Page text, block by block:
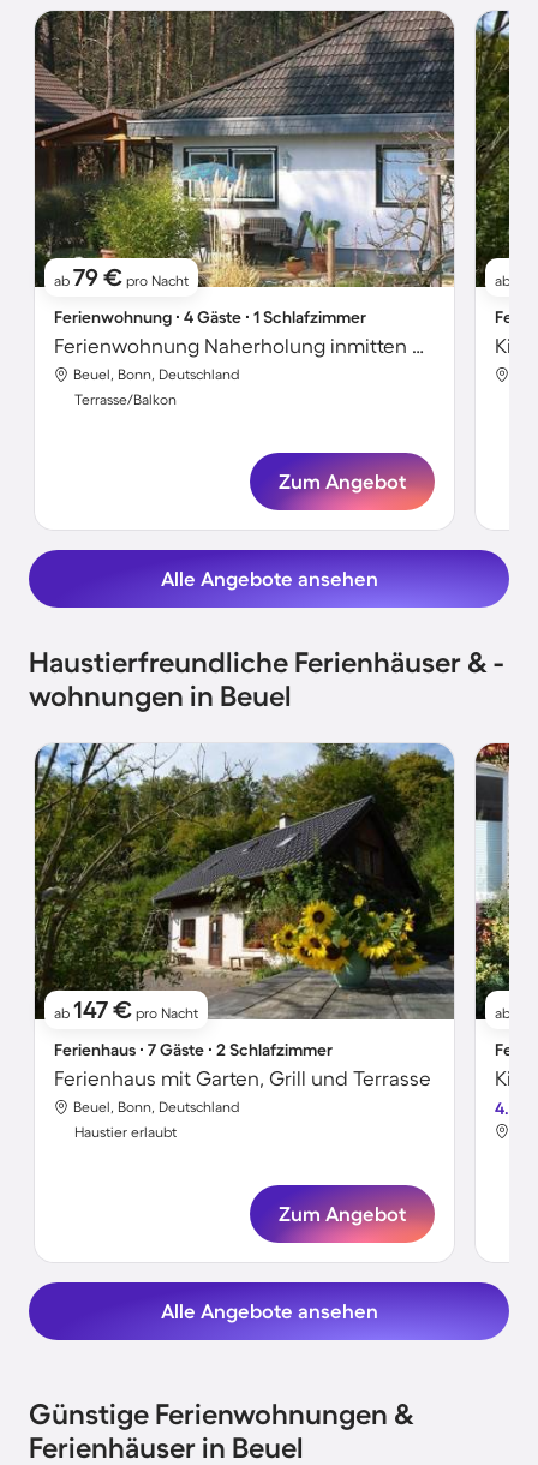
ab 79 € pro Nacht
Ferienwohnung ∙ 4 Gäste ∙ 1 Schlafzimmer
Ferienwohnung Naherholung inmitten der Natur am Rheinsteig
Beuel, Bonn, Deutschland
Terrasse/Balkon
Zum Angebot
ab
Alle Angebote ansehen
Haustierfreundliche Ferienhäuser & -
wohnungen in Beuel
ab 147 € pro Nacht
Ferienhaus ∙ 7 Gäste ∙ 2 Schlafzimmer
Ferienhaus mit Garten, Grill und Terrasse
Beuel, Bonn, Deutschland
Haustier erlaubt
Zum Angebot
ab
4.5
Alle Angebote ansehen
Günstige Ferienwohnungen &
Ferienhäuser in Beuel